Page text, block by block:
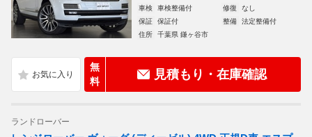
車検
車検整備付 修復
なし
保証
保証付 整備
法定整備付
住所
千葉県 鎌ヶ谷市
無
料
見積もり・在庫確認
ランドローバー